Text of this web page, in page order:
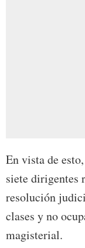
En vista de
siete dirigentes
resolución
clases y no
magisterial.